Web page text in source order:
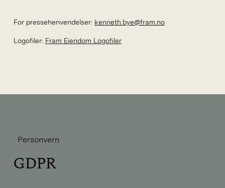
For pressehenvendelser: kenneth.bye@fram.no
Logofiler: Fram Eiendom Logofiler
Personvern
GDPR